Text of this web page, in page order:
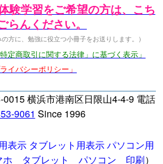
験学習をご希望の方は、こち
らんください。
方に、勉強に役立つ小冊子をお送りします。）
特定商取引に関する法律」に基づく表示」
ライバシーポリシー」
横浜市港南区日限山4-4-9 電話
9061 Since 1996
表示 タブレット用表示パソコン用
ホ タブレット パソコン 印刷）